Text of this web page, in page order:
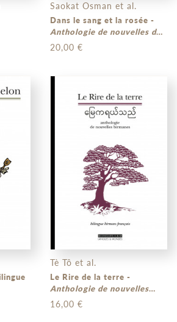
Saokat Osman et al.
Dans le sang et la rosée -
Anthologie de nouvelles du
Bangladesh
bengali-français)
20,00 €
Tè Tô et al.
Le Rire de la terre -
Anthologie de nouvelles
birmanes
français)
16,00 €